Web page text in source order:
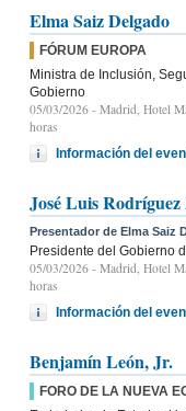
Elma Saiz Delgado
FÓRUM EUROPA
Ministra de Inclusión,
Gobierno
05/03/2026 - Madrid, Hotel
horas
Información del
José Luis
Presentador de Elma Saiz
Presidente del Gobierno
05/03/2026 - Madrid, Hotel
horas
Información del
Benjamín León, Jr.
FORO DE LA NUEVA